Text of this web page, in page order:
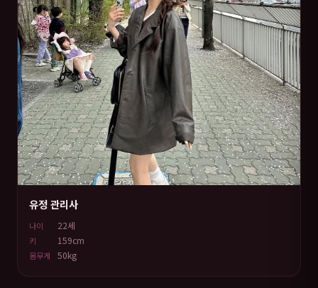
유정 관리사
나이 22세
키 159cm
몸무게 50kg